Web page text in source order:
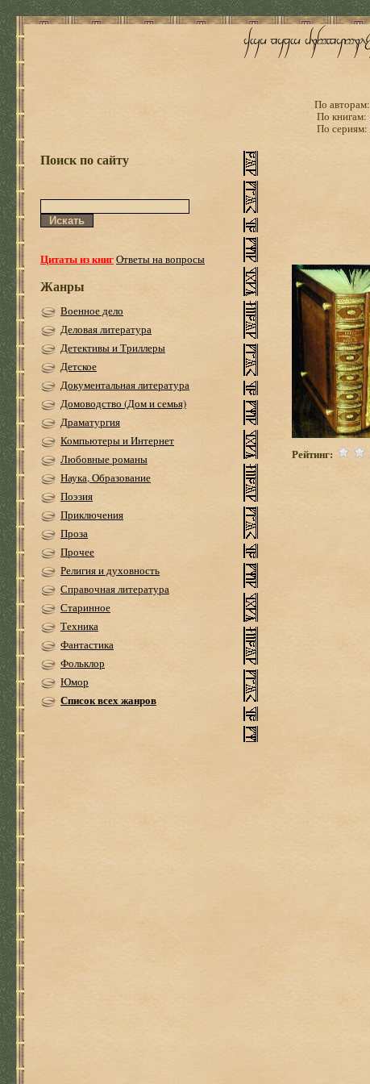
По авторам:
По книгам:
По сериям:
Поиск по сайту
Цитаты из книгОтветы на вопросы
Жанры
Военное дело
Деловая литература
Детективы и Триллеры
Детское
Документальная литература
Домоводство (Дом и семья)
Драматургия
Компьютеры и Интернет
Любовные романы
Наука, Образование
Поэзия
Приключения
Проза
Прочее
Религия и духовность
Справочная литература
Старинное
Техника
Фантастика
Фольклор
Юмор
Список всех жанров
Рейтинг: